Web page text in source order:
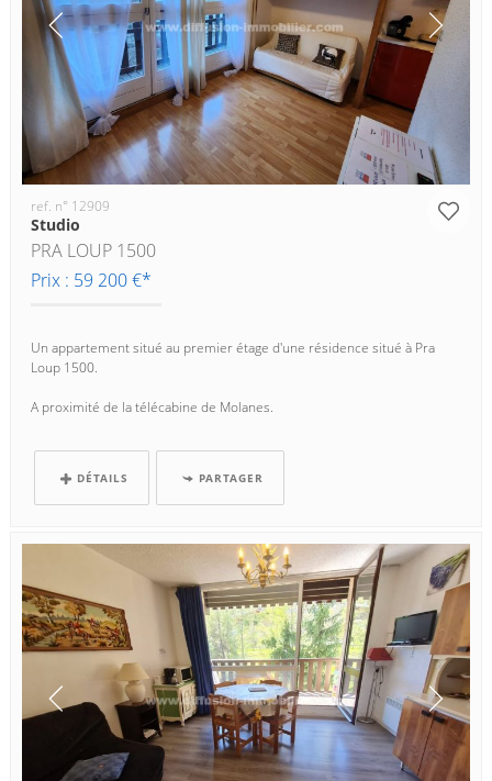
ref. n° 12909
Studio
PRA LOUP 1500
Prix : 59 200 €*
Un appartement situé au premier étage d'une résidence situé à Pra
Loup 1500.
A proximité de la télécabine de Molanes.
Il se compose d'une...
DÉTAILS PARTAGER